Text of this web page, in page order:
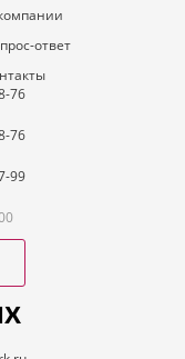
ответ
76
76
99